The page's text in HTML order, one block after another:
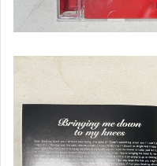
書籍
二手家電.樂器
布袋戲玩偶.公仔
遊戲攻略本